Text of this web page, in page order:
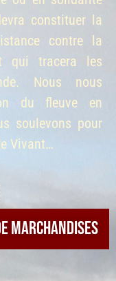
constituer la
contre la
qui tracera les
Nous nous
du fleuve en
soulevons pour
Vivant…
MARCHANDISES